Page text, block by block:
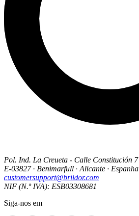
Pol. Ind. La Creueta - Calle Constitución 7
E-03827 · Benimarfull · Alicante · Espanha
customersupport@brildor.com
NIF (N.º IVA): ESB03308681
Siga-nos em